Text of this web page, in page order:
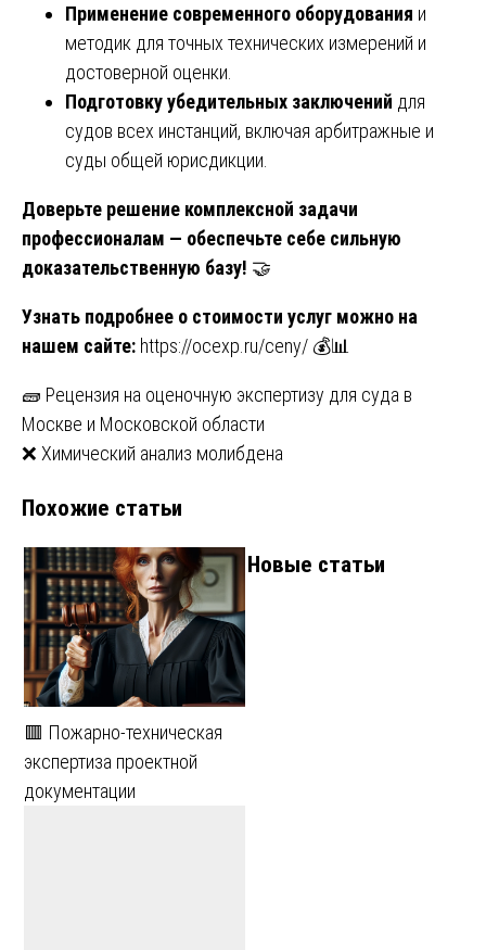
Применение современного оборудования и
методик для точных технических измерений и
достоверной оценки.
Подготовку убедительных заключений для
судов всех инстанций, включая арбитражные и
суды общей юрисдикции.
Доверьте решение комплексной задачи
профессионалам — обеспечьте себе сильную
доказательственную базу! 🤝
Узнать подробнее о стоимости услуг можно на
нашем сайте: https://ocexp.ru/ceny/ 💰📊
Навигация
по
🧱 Рецензия на оценочную экспертизу для суда в
Москве и Московской области
❌ Химический анализ молибдена
Похожие статьи
🟥 Пожарно-техническая
экспертиза проектной
документации
Новые статьи